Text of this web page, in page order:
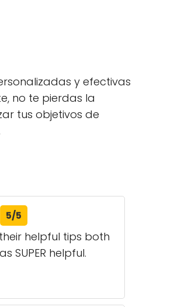
y efectivas
no te pierdas la
tus objetivos de
5/5
helpful tips both
SUPER helpful.